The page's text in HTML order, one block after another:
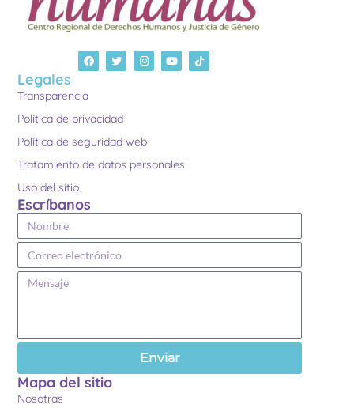
Legales
Transparencia
Política de privacidad
Política de seguridad web
Tratamiento de datos personales
Uso del sitio
Escríbanos
Enviar
Mapa del sitio
Nosotras